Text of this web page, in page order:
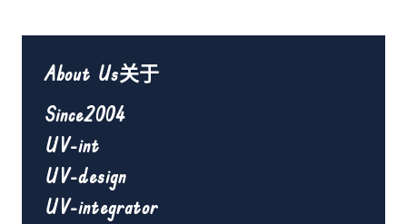
About Us关于
Since2004
UV-int
UV-design
UV-integrator